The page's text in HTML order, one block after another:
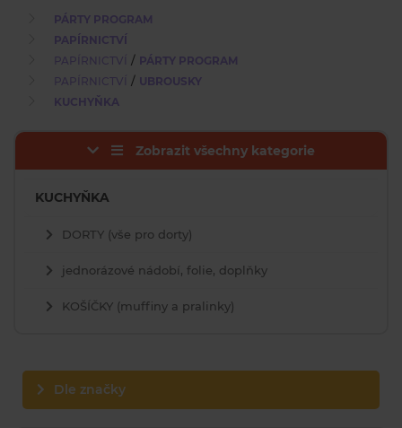
PÁRTY PROGRAM
PAPÍRNICTVÍ
PAPÍRNICTVÍ / PÁRTY PROGRAM
PAPÍRNICTVÍ / UBROUSKY
KUCHYŇKA
Zobrazit všechny kategorie
KUCHYŇKA
DORTY (vše pro dorty)
jednorázové nádobí, folie, doplňky
KOŠÍČKY (muffiny a pralinky)
Dle značky